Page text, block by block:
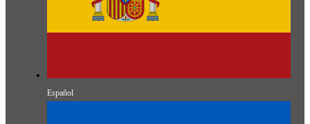
Español